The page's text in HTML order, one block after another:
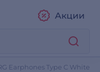
Акции
Earphones Type C White